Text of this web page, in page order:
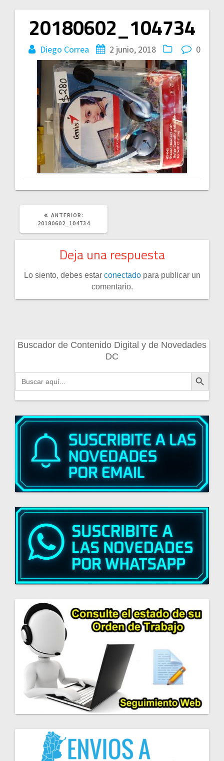
20180602_104734
Diego Correa 2 junio, 2018 0
Navegación
de
entradas
ANTERIOR:
ANTERIOR:
20180602_104734
Deja una respuesta
Lo siento, debes estar conectadopara publicar un
comentario.
Buscador de Contenido Digital y de Novedades
DC
Buscar: Botón de búsqueda